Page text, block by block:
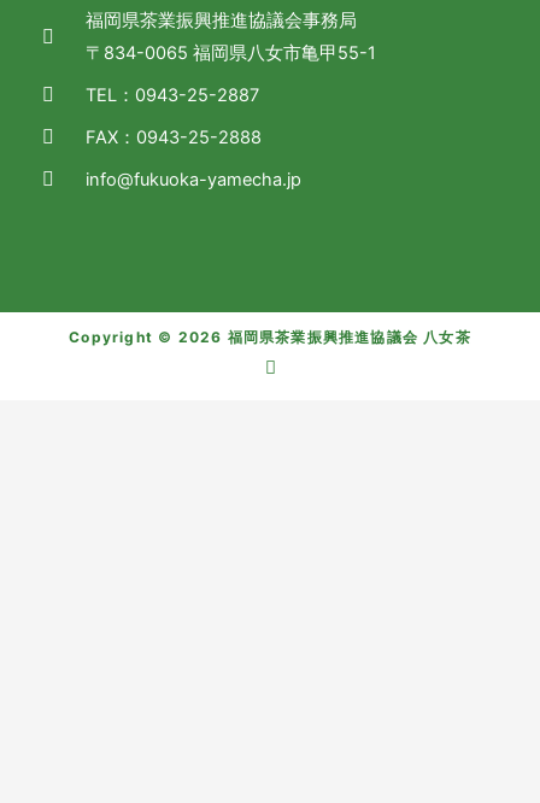
福岡県茶業振興推進協議会事務局
〒834-0065 福岡県八女市亀甲55-1
TEL：0943-25-2887
FAX：0943-25-2888
info@fukuoka-yamecha.jp
Copyright © 2026 福岡県茶業振興推進協議会 八女茶
I
n